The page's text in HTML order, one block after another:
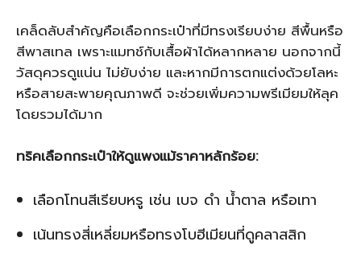
เคล็ดลับสำคัญคือเลือกกระเป๋าที่มีทรงเรียบง่าย สีพื้นหรือ
สีพาสเทล เพราะแมทช์กับเสื้อผ้าได้หลากหลาย นอกจากนี้
วัสดุควรดูแน่น ไม่ยับง่าย และหากมีการตกแต่งด้วยโลหะ
หรือสายสะพายคุณภาพดี จะช่วยเพิ่มความพรีเมียมให้ลุค
โดยรวมได้มาก
ทริคเลือกกระเป๋าให้ดูแพงแม้ราคาหลักร้อย:
เลือกโทนสีเรียบหรู เช่น เบจ ดำ น้ำตาล หรือเทา
เน้นทรงสี่เหลี่ยมหรือทรงโบฮีเมียนที่ดูคลาสสิก